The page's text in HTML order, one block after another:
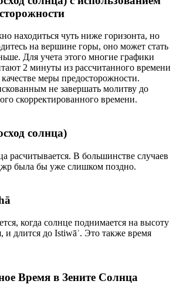
находиться чуть ниже горизонта, но
на вершине горы, оно может стать
Для учета этого многие графики
2 минуты из рассчитанного времени
меры предосторожности.
не завершать молитву до
скорректированного времени.
солнца)
расчитывается. В большинстве случаев
была бы уже слишком поздно.
когда солнце поднимается на высоту
и длится до Istiwāʾ. Это также время
Время в Зените Солнца